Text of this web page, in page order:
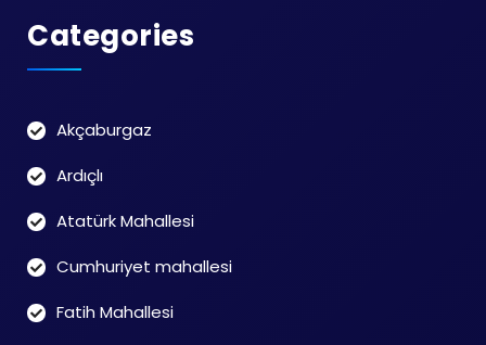
Categories
Akçaburgaz
Ardıçlı
Atatürk Mahallesi
Cumhuriyet mahallesi
Fatih Mahallesi